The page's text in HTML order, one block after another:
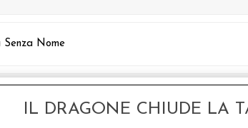
Senza Nome
Dunwich
IL DRAGONE CHIUDE LA